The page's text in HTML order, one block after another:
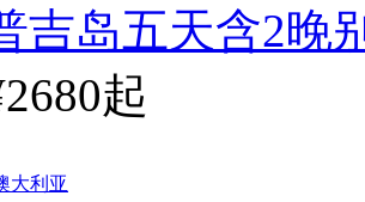
吉岛五天含2晚
起
大利亚